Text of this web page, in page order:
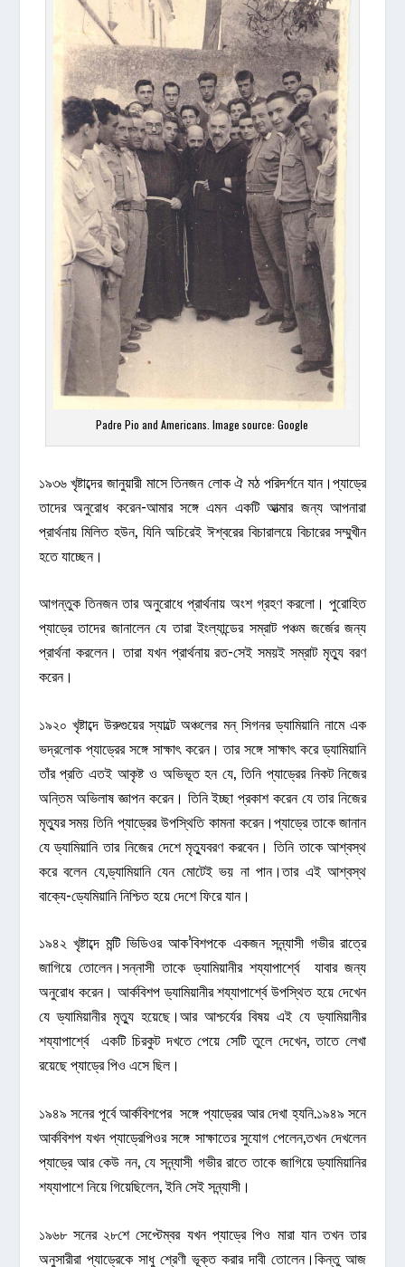
Padre Pio and Americans. Image source: Google
১৯৩৬ খৃষ্টাব্দের জানুয়ারী মাসে তিনজন লোক ঐ মঠ পরিদর্শনে যান।প্যাড্রে
তাদের অনুরোধ করেন-আমার সঙ্গে এমন একটি আত্মার জন্য আপনারা
প্রার্থনায় মিলিত হউন, যিনি অচিরেই ঈশ্বরের বিচারালয়ে বিচারের সম্মুখীন
হতে যাচ্ছেন।
আগন্তুক তিনজন তার অনুরোধে প্রার্থনায় অংশ গ্রহণ করলো। পুরোহিত
প্যাড্রে তাদের জানালেন যে তারা ইংল্যান্ডের সম্রাট পঞ্চম জর্জের জন্য
প্রার্থনা করলেন। তারা যখন প্রার্থনায় রত-সেই সময়ই সম্রাট মৃত্যু বরণ
করেন।
১৯২০ খৃষ্টাব্দে উরুগুয়ের স্যাল্টে অঞ্চলের মন্‌ সিগনর ড্যামিয়ানি নামে এক
ভদ্রলোক প্যাড্রের সঙ্গে সাক্ষাৎ করেন। তার সঙ্গে সাক্ষাৎ করে ড্যামিয়ানি
তাঁর প্রতি এতই আকৃষ্ট ও অভিভূত হন যে, তিনি প্যাড্রের নিকট নিজের
অন্তিম অভিলাষ জ্ঞাপন করেন। তিনি ইচ্ছা প্রকাশ করেন যে তার নিজের
মৃত্যুর সময় তিনি প্যাড্রের উপস্থিতি কামনা করেন।প্যাড্রে তাকে জানান
যে ড্যামিয়ানি তার নিজের দেশে মৃত্যুবরণ করবেন। তিনি তাকে আশ্বস্থ
করে বলেন যে,ড্যামিয়ানি যেন মোটেই ভয় না পান।তার এই আশ্বস্থ
বাক্যে-ড্যেমিয়ানি নিশ্চিত হয়ে দেশে ফিরে যান।
১৯৪২ খৃষ্টাব্দে মন্টি ভিডিওর আক’বিশপকে একজন সন্ন্যাসী গভীর রাত্রে
জাগিয়ে তোলেন।সন্নাসী তাকে ড্যামিয়ানীর শয্যাপার্শ্বে যাবার জন্য
অনুরোধ করেন। আর্কবিশপ ড্যামিয়ানীর শয্যাপার্শ্বে উপস্থিত হয়ে দেখেন
যে ড্যামিয়ানীর মৃত্যু হয়েছে।আর আশ্চর্যের বিষয় এই যে ড্যামিয়ানীর
শয্যাপার্শ্বে একটি চিরকুট দখতে পেয়ে সেটি তুলে দেখেন, তাতে লেখা
রয়েছে প্যাড্রে পিও এসে ছিল।
১৯৪৯ সনের পূর্বে আর্কবিশপের সঙ্গে প্যাড্রের আর দেখা হ্যনি.১৯৪৯ সনে
আর্কবিশপ যখন প্যাড্রেপিওর সঙ্গে সাক্ষাতের সুযোগ পেলেন,তখন দেখলেন
প্যাড্রে আর কেউ নন, যে সন্ন্যাসী গভীর রাতে তাকে জাগিয়ে ড্যামিয়ানির
শয্যাপাশে নিয়ে গিয়েছিলেন, ইনি সেই সন্ন্যাসী।
১৯৬৮ সনের ২৮শে সেপ্টেম্বর যখন প্যাড্রে পিও মারা যান তখন তার
অনুসারীরা প্যাড্রেকে সাধু শ্রেণী ভূক্ত করার দাবী তোলেন।কিন্তু আজ